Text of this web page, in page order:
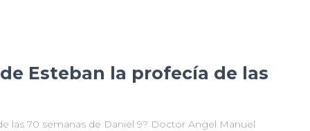
Esteban la profecía de las
las 70 semanas de Daniel 9? Doctor Angel Manuel